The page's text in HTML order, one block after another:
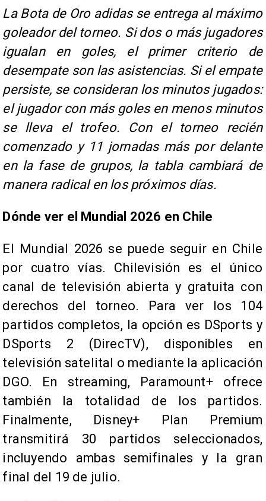
La Bota de Oro adidas se entrega al máximo
goleador del torneo. Si dos o más jugadores
igualan en goles, el primer criterio de
desempate son las asistencias. Si el empate
persiste, se consideran los minutos jugados:
el jugador con más goles en menos minutos
se lleva el trofeo. Con el torneo recién
comenzado y 11 jornadas más por delante
en la fase de grupos, la tabla cambiará de
manera radical en los próximos días.
Dónde ver el Mundial 2026 en Chile
El Mundial 2026 se puede seguir en Chile
por cuatro vías. Chilevisión es el único
canal de televisión abierta y gratuita con
derechos del torneo. Para ver los 104
partidos completos, la opción es DSports y
DSports 2 (DirecTV), disponibles en
televisión satelital o mediante la aplicación
DGO. En streaming, Paramount+ ofrece
también la totalidad de los partidos.
Finalmente, Disney+ Plan Premium
transmitirá 30 partidos seleccionados,
incluyendo ambas semifinales y la gran
final del 19 de julio.